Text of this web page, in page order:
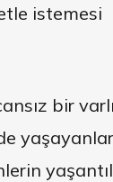
istemesi
bir